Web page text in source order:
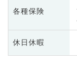
各種保険
休日休暇